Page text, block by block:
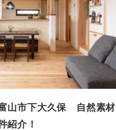
富山市下大久保 自然素材
紹介！